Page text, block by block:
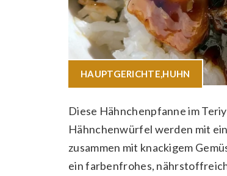
HAUPTGERICHTE,HUHN
Diese Hähnchenpfanne im
Hähnchenwürfel werden mit
zusammen mit knackigem
ein farbenfrohes,